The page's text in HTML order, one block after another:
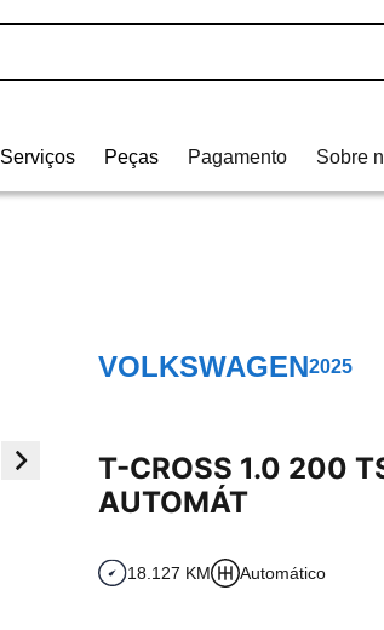
Serviços Peças Pagamento Sobre
VOLKSWAGEN2025
T-CROSS 1.0 200
AUTOMÁT
18.127 KM Automático